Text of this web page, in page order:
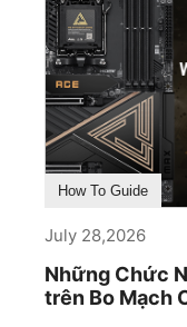
How To Guide
July 28,2026
Những Chức
trên Bo Mạch